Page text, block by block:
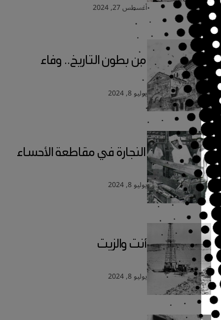
أغسطس 27, 2024
من بطون التاريخ.. وفاء
يوليو 8, 2024
النجارة في مقاطعة الأحساء
يوليو 8, 2024
أنت والزيت
يوليو 8, 2024